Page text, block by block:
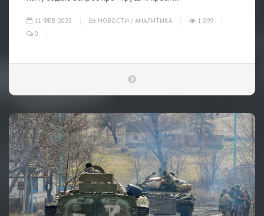
11-ФЕВ-2023 НОВОСТИ / АНАЛИТИКА
1 099
0